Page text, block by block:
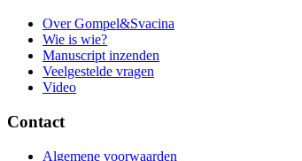
Over Gompel&Svacina
Wie is wie?
Manuscript inzenden
Veelgestelde vragen
Video
Contact
Algemene voorwaarden